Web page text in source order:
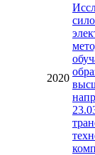
2020